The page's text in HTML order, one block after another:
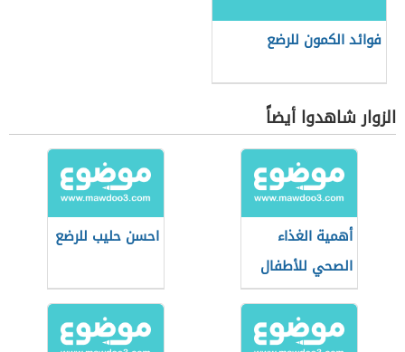
فوائد الكمون للرضع
الزوار شاهدوا أيضاً
أهمية الغذاء
الصحي للأطفال
احسن حليب للرضع